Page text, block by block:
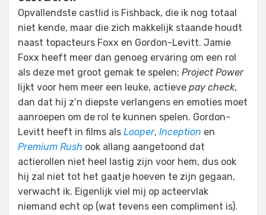
Opvallendste castlid is Fishback, die ik nog totaal
niet kende, maar die zich makkelijk staande houdt
naast topacteurs Foxx en Gordon-Levitt. Jamie
Foxx heeft meer dan genoeg ervaring om een rol
als deze met groot gemak te spelen; Project Power
lijkt voor hem meer een leuke, actieve pay check,
dan dat hij z’n diepste verlangens en emoties moet
aanroepen om de rol te kunnen spelen. Gordon-
Levitt heeft in films als Looper, Inception en
Premium Rush ook allang aangetoond dat
actierollen niet heel lastig zijn voor hem, dus ook
hij zal niet tot het gaatje hoeven te zijn gegaan,
verwacht ik. Eigenlijk viel mij op acteervlak
niemand echt op (wat tevens een compliment is).